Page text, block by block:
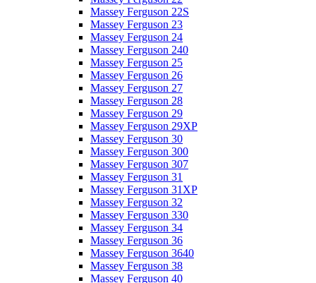
Massey Ferguson 22S
Massey Ferguson 23
Massey Ferguson 24
Massey Ferguson 240
Massey Ferguson 25
Massey Ferguson 26
Massey Ferguson 27
Massey Ferguson 28
Massey Ferguson 29
Massey Ferguson 29XP
Massey Ferguson 30
Massey Ferguson 300
Massey Ferguson 307
Massey Ferguson 31
Massey Ferguson 31XP
Massey Ferguson 32
Massey Ferguson 330
Massey Ferguson 34
Massey Ferguson 36
Massey Ferguson 3640
Massey Ferguson 38
Massey Ferguson 40